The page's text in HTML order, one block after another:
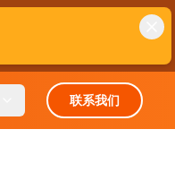
联系我们